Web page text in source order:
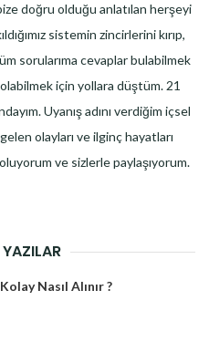
doğru olduğu anlatılan herşeyi
sistemin zincirlerini kırıp,
sorularıma cevaplar bulabilmek
için yollara düştüm. 21
Uyanış adını verdiğim içsel
olayları ve ilginç hayatları
ve sizlerle paylaşıyorum.
YAZILAR
Nasıl Alınır ?